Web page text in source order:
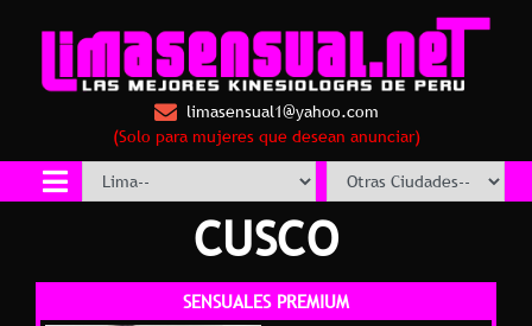
limasensual1@yahoo.com
(Solo para mujeres que desean anunciar)
CUSCO
SENSUALES PREMIUM